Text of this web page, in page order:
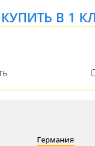
Германия